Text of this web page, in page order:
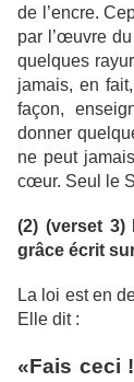
de l’encre.
par l’œuvre
quelques
jamais, en
façon,
donner
ne peut
cœur. Seul le
(2) (verset
grâce écrit
La loi est en
Elle dit :
«Fais ceci